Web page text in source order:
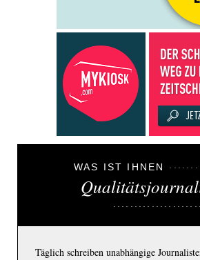
WAS IST IHNEN
Täglich schreiben unabhängige